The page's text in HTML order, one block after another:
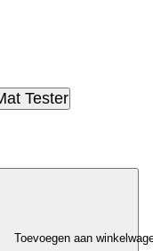
Tester
Toevoegen aan